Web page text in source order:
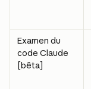
Examen du
code Claude
[bêta]